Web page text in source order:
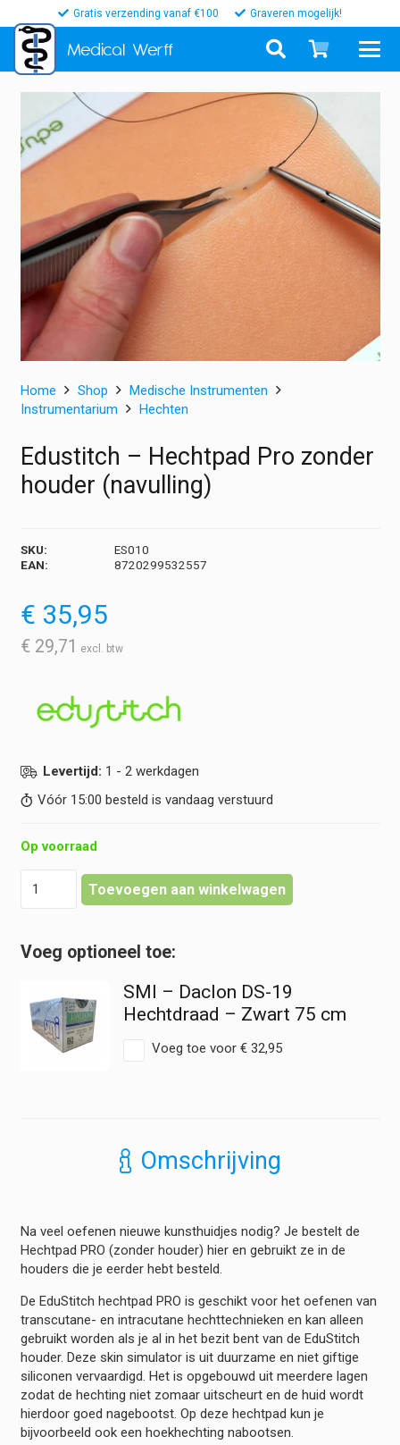
Gratis verzending vanaf €100 Graveren mogelijk!
Medical Werff
Home Shop
Medische Instrumenten
Instrumentarium
Hechten
Edustitch – Hechtpad Pro zonder
houder (navulling)
SKU:
ES010
EAN:
8720299532557
€ 35,95
€ 29,71
Levertijd: 1 - 2 werkdagen
Vóór 15:00 besteld is vandaag verstuurd
Op voorraad
zonder
hoeveelheid
Toevoegen aan winkelwagen
SMI – Daclon DS-19
Hechtdraad – Zwart 75 cm
Voeg toe voor €32,95
Omschrijving
Na veel oefenen nieuwe kunsthuidjes nodig? Je bestelt de
Hechtpad PRO (zonder houder) hier en gebruikt ze in de
houders die je eerder hebt besteld.
De EduStitch hechtpad PRO is geschikt voor het oefenen van
transcutane- en intracutane hechttechnieken en kan alleen
gebruikt worden als je al in het bezit bent van de EduStitch
houder. Deze skin simulator is uit duurzame en niet giftige
siliconen vervaardigd. Het is opgebouwd uit meerdere lagen
zodat de hechting niet zomaar uitscheurt en de huid wordt
hierdoor goed nagebootst. Op deze hechtpad kun je
bijvoorbeeld ook een hoekhechting nabootsen.